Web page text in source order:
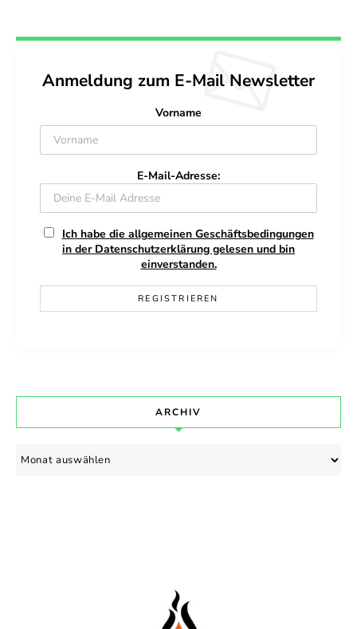
Anmeldung zum E-Mail Newsletter
Vorname
E-Mail-Adresse:
Ich habe die allgemeinen Geschäftsbedingungen
in der Datenschutzerklärung gelesen und bin
einverstanden.
ARCHIV
Archiv